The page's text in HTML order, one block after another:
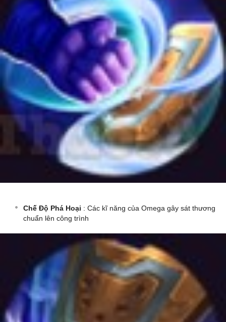
Chế Độ Phá Hoại : Các kĩ năng của Omega gây sát thương
chuẩn lên công trình